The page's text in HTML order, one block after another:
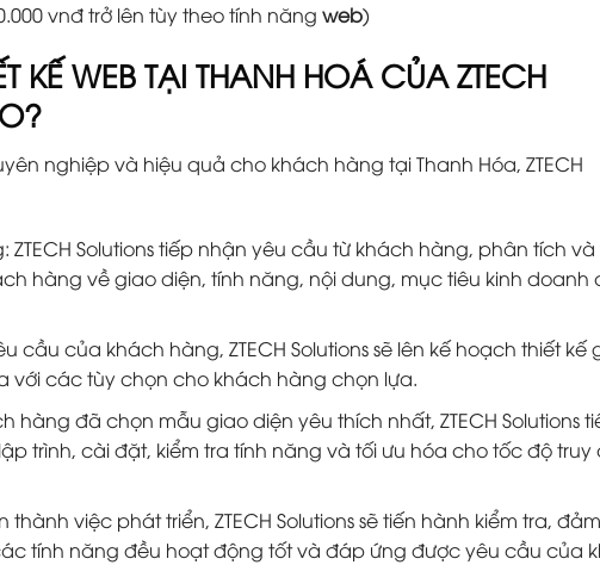
vnđ trở lên tùy theo tính năng web)
KẾ WEB TẠI THANH HOÁ CỦA ZTECH
nghiệp và hiệu quả cho khách hàng tại Thanh Hóa, ZTECH
Solutions tiếp nhận yêu cầu từ khách hàng, phân tích và
hàng về giao diện, tính năng, nội dung, mục tiêu kinh doanh
cầu của khách hàng, ZTECH Solutions sẽ lên kế hoạch thiết kế
với các tùy chọn cho khách hàng chọn lựa.
hàng đã chọn mẫu giao diện yêu thích nhất, ZTECH Solutions
trình, cài đặt, kiểm tra tính năng và tối ưu hóa cho tốc độ truy
thành việc phát triển, ZTECH Solutions sẽ tiến hành kiểm tra,
tính năng đều hoạt động tốt và đáp ứng được yêu cầu của